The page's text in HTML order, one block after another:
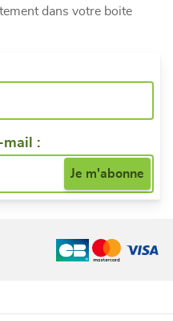
dans votre boite
mail :